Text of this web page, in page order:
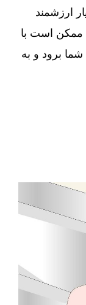
ارزشمند
ممکن است با
برود و به